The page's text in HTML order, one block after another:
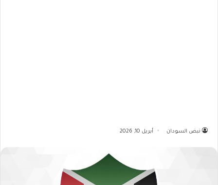
نبض السودان أبريل 10, 2026